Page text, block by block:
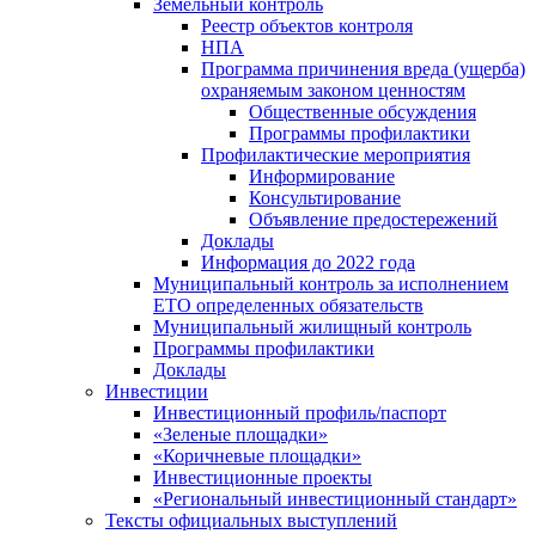
Земельный контроль
Реестр объектов контроля
НПА
Программа причинения вреда (ущерба)
охраняемым законом ценностям
Общественные обсуждения
Программы профилактики
Профилактические мероприятия
Информирование
Консультирование
Объявление предостережений
Доклады
Информация до 2022 года
Муниципальный контроль за исполнением
ЕТО определенных обязательств
Муниципальный жилищный контроль
Программы профилактики
Доклады
Инвестиции
Инвестиционный профиль/паспорт
«Зеленые площадки»
«Коричневые площадки»
Инвестиционные проекты
«Региональный инвестиционный стандарт»
Тексты официальных выступлений